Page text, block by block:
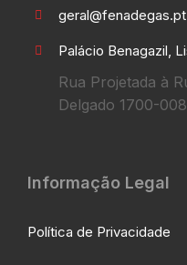
geral@fenadegas.pt
Palácio Benagazil,
Rua Projetada à
Delgado 1700-
Informação Legal
Política de Privacidade